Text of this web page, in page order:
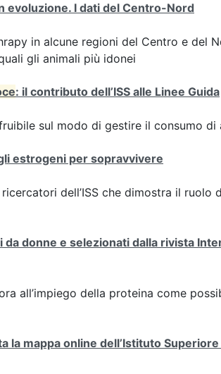
evoluzione. I dati del Centro-Nord
in alcune regioni del Centro e del
gli animali più idonei
: il contributo dell’ISS alle Linee Guida
sul modo di gestire il consumo di
estrogeni per sopravvivere
dell’ISS che dimostra il ruolo
donne e selezionati dalla rivista
all’impiego della proteina come
la mappa online dell’Istituto